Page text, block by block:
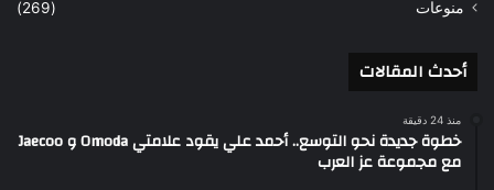
منوعات
(269)
أحدث المقالات
منذ 24 دقيقة
خطوة جديدة نحو التوسع.. أحمد علي يقود علامتي Omoda و Jaecoo
مع مجموعة عز العرب